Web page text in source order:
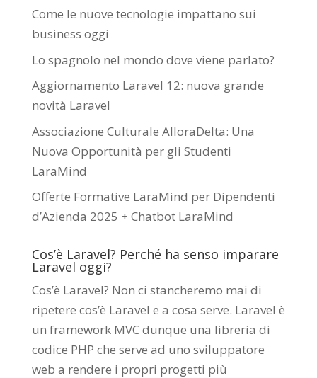
Come le nuove tecnologie impattano sui
business oggi
Lo spagnolo nel mondo dove viene parlato?
Aggiornamento Laravel 12: nuova grande
novità Laravel
Associazione Culturale AlloraDelta: Una
Nuova Opportunità per gli Studenti
LaraMind
Offerte Formative LaraMind per Dipendenti
d’Azienda 2025 + Chatbot LaraMind
Cos’è Laravel? Perché ha senso imparare
Laravel oggi?
Cos’è Laravel? Non ci stancheremo mai di
ripetere cos’è Laravel e a cosa serve. Laravel è
un framework MVC dunque una libreria di
codice PHP che serve ad uno sviluppatore
web a rendere i propri progetti più